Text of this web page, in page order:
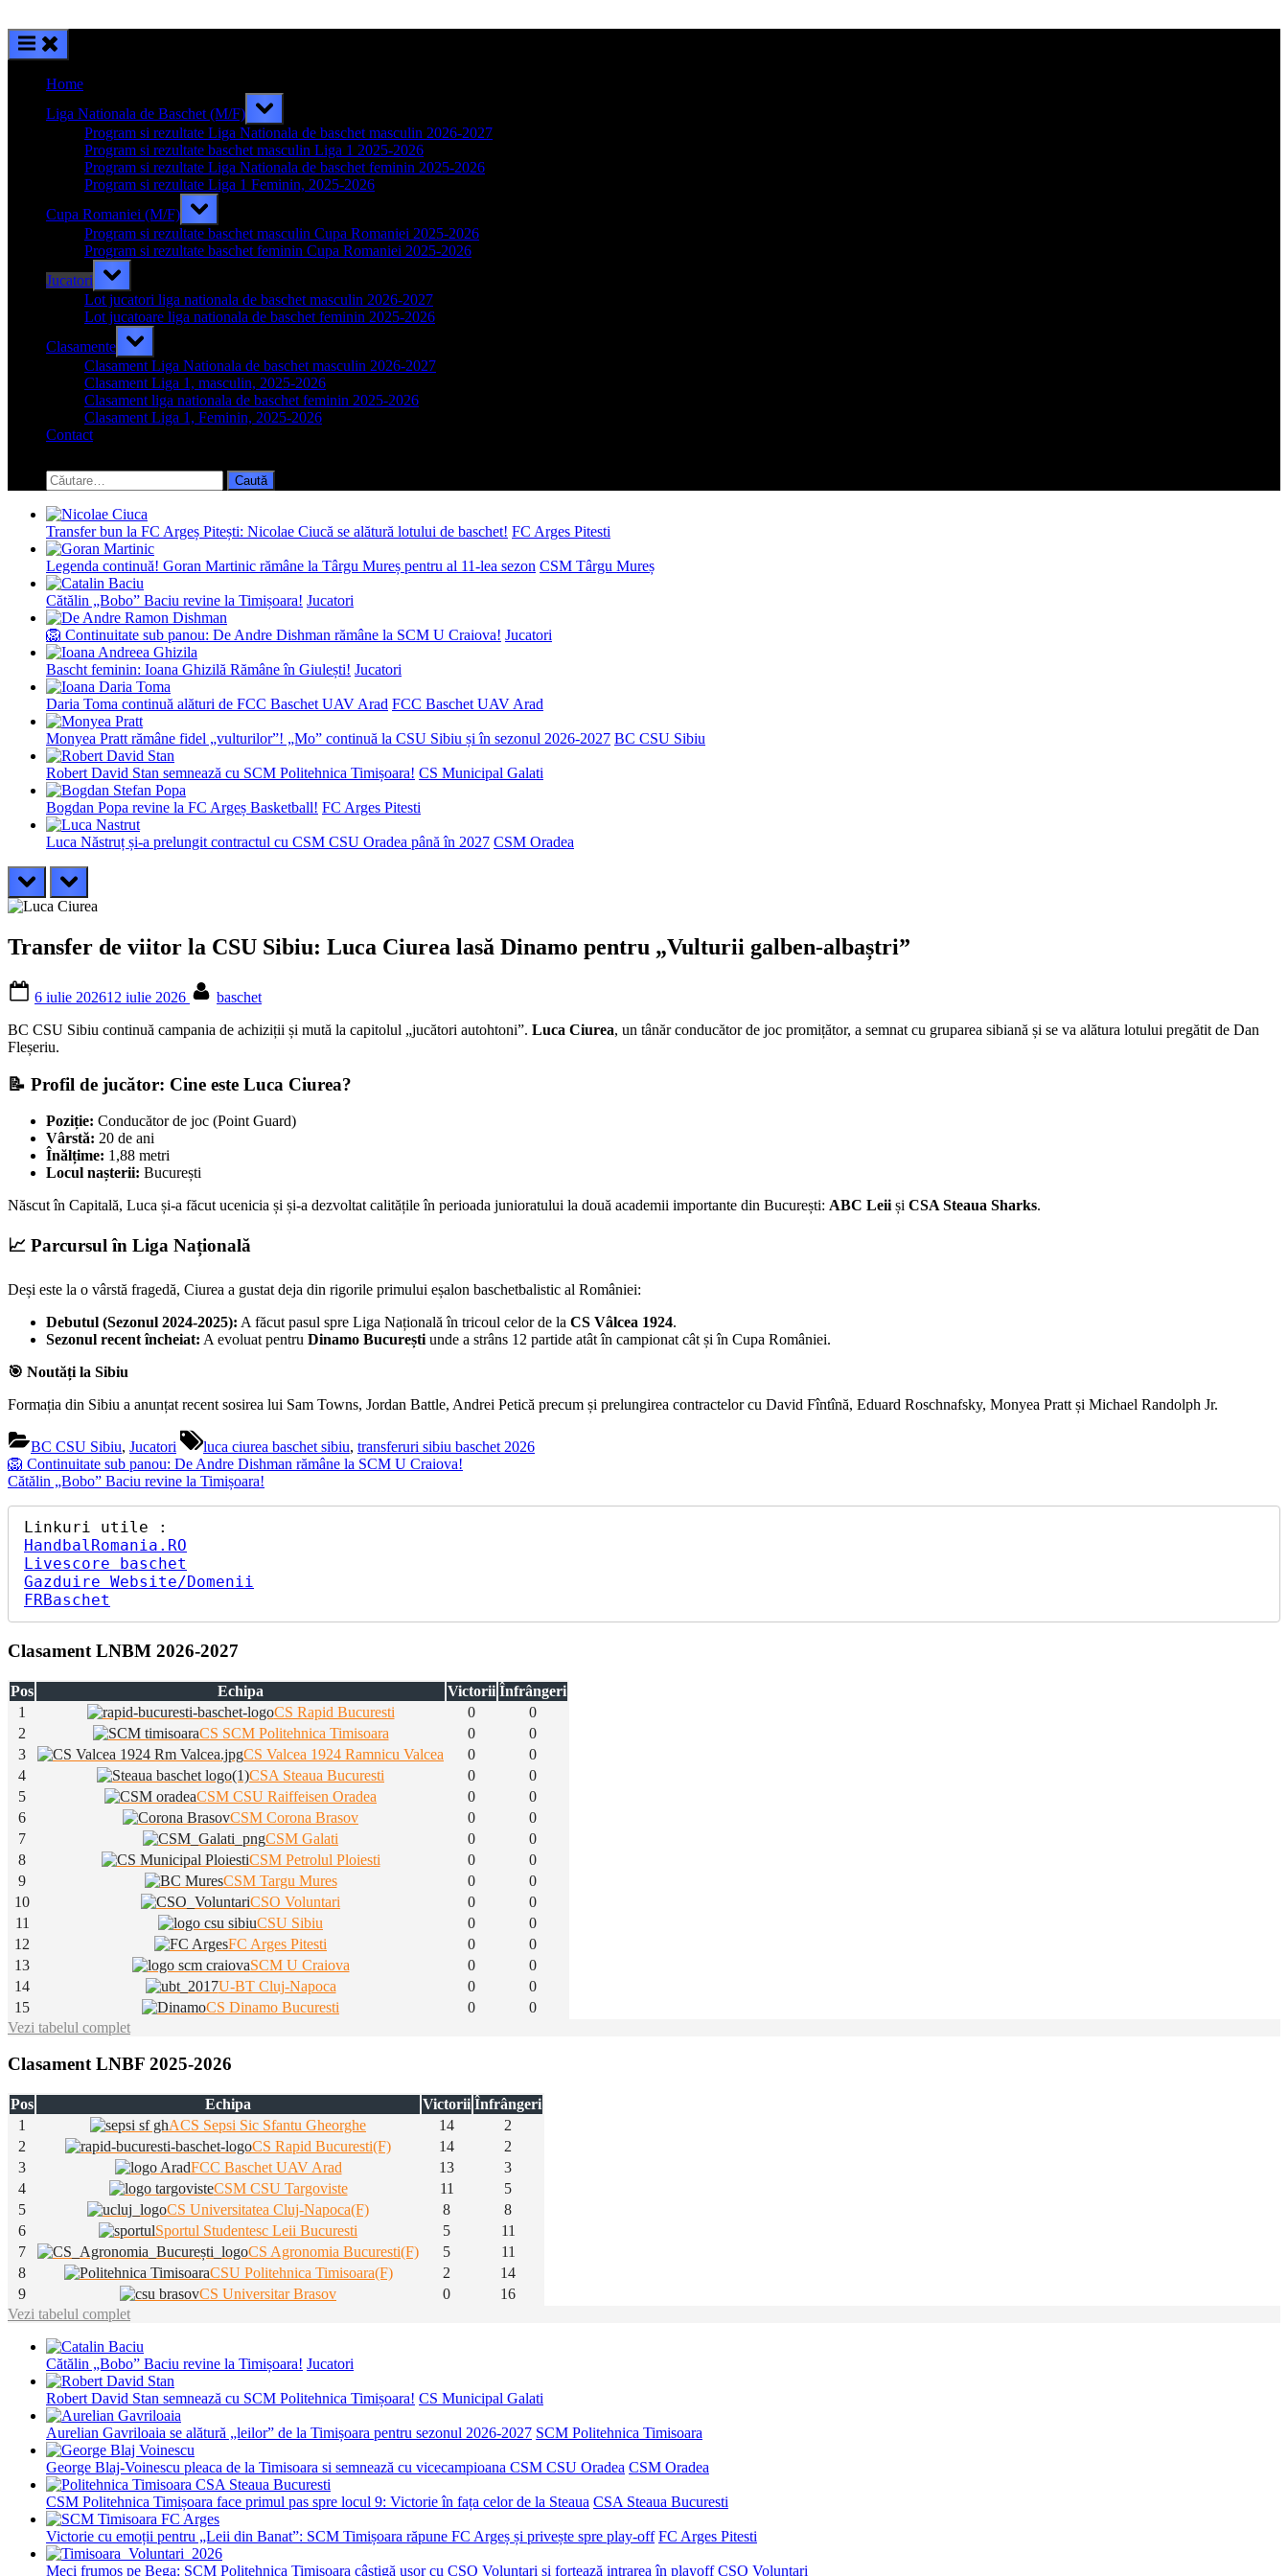
Home
Liga Nationala de Baschet (M/F)
Toggle
sub-
menu
Program si rezultate Liga Nationala de baschet masculin 2026-2027
Program si rezultate baschet masculin Liga 1 2025-2026
Program si rezultate Liga Nationala de baschet feminin 2025-2026
Program si rezultate Liga 1 Feminin, 2025-2026
Cupa Romaniei (M/F)
Toggle
sub-
menu
Program si rezultate baschet masculin Cupa Romaniei 2025-2026
Program si rezultate baschet feminin Cupa Romaniei 2025-2026
Jucatori
Toggle
sub-
menu
Lot jucatori liga nationala de baschet masculin 2026-2027
Lot jucatoare liga nationala de baschet feminin 2025-2026
Clasamente
Toggle
sub-
menu
Clasament Liga Nationala de baschet masculin 2026-2027
Clasament Liga 1, masculin, 2025-2026
Clasament liga nationala de baschet feminin 2025-2026
Clasament Liga 1, Feminin, 2025-2026
Contact
search
form
Caută
după:
Transfer bun la FC Argeș Pitești: Nicolae Ciucă se alătură lotului de baschet! FC Arges Pitesti
Legenda continuă! Goran Martinic rămâne la Târgu Mureș pentru al 11-lea sezon CSM Târgu Mureș
Cătălin „Bobo” Baciu revine la Timișoara! Jucatori
🦁 Continuitate sub panou: De Andre Dishman rămâne la SCM U Craiova! Jucatori
Bascht feminin: Ioana Ghizilă Rămâne în Giulești! Jucatori
Daria Toma continuă alături de FCC Baschet UAV Arad FCC Baschet UAV Arad
Monyea Pratt rămâne fidel „vulturilor”! „Mo” continuă la CSU Sibiu și în sezonul 2026-2027 BC CSU Sibiu
Robert David Stan semnează cu SCM Politehnica Timișoara! CS Municipal Galati
Bogdan Popa revine la FC Argeș Basketball! FC Arges Pitesti
Luca Năstruț și-a prelungit contractul cu CSM CSU Oradea până în 2027 CSM Oradea
prev next
Transfer de viitor la CSU Sibiu: Luca Ciurea lasă Dinamo pentru „Vulturii galben-albaștri”
on
6 iulie 202612 iulie 2026
baschet
BC CSU Sibiu continuă campania de achiziții și mută la capitolul „jucători autohtoni”. Luca Ciurea, un tânăr conducător de joc promițător, a semnat cu gruparea sibiană și se va alătura lotului pregătit de Dan
Fleșeriu.
📝 Profil de jucător: Cine este Luca Ciurea?
Poziție: Conducător de joc (Point Guard)
Vârstă: 20 de ani
Înălțime: 1,88 metri
Locul nașterii: București
Născut în Capitală, Luca și-a făcut ucenicia și și-a dezvoltat calitățile în perioada junioratului la două academii importante din București: ABC Leii și CSA Steaua Sharks.
📈 Parcursul în Liga Națională
Deși este la o vârstă fragedă, Ciurea a gustat deja din rigorile primului eșalon baschetbalistic al României:
Debutul (Sezonul 2024-2025): A făcut pasul spre Liga Națională în tricoul celor de la CS Vâlcea 1924.
Sezonul recent încheiat: A evoluat pentru Dinamo București unde a strâns 12 partide atât în campionat cât și în Cupa României.
🎯 Noutăți la Sibiu
Formația din Sibiu a anunțat recent sosirea lui Sam Towns, Jordan Battle, Andrei Petică precum și prelungirea contractelor cu David Fîntînă, Eduard Roschnafsky, Monyea Pratt și Michael Randolph Jr.
BC CSU Sibiu, Jucatori
Tags:
luca ciurea baschet sibiu, transferuri sibiu baschet 2026
Navigare
în
articole
Previous
Post:
🦁 Continuitate sub panou: De Andre Dishman rămâne la SCM U Craiova!
Next
Cătălin „Bobo” Baciu revine la Timișoara!
HandbalRomania.RO
Livescore baschet
Gazduire Website/Domenii
FRBaschet
Clasament LNBM 2026-2027
Pos Echipa Victorii Înfrângeri
1
CS Rapid Bucuresti 0
0
2
CS SCM Politehnica Timisoara 0
0
3
CS Valcea 1924 Ramnicu Valcea 0
0
4
CSA Steaua Bucuresti 0
0
5
CSM CSU Raiffeisen Oradea 0
0
6
CSM Corona Brasov 0
0
7
CSM Galati 0
0
8
CSM Petrolul Ploiesti 0
0
9
CSM Targu Mures 0
0
10
CSO Voluntari 0
0
11
CSU Sibiu 0
0
12
FC Arges Pitesti 0
0
13
SCM U Craiova 0
0
14
U-BT Cluj-Napoca 0
0
15
CS Dinamo Bucuresti 0
0
Vezi tabelul complet
Clasament LNBF 2025-2026
Pos Echipa Victorii Înfrângeri
1
ACS Sepsi Sic Sfantu Gheorghe 14
2
2
CS Rapid Bucuresti(F) 14
2
3
FCC Baschet UAV Arad 13
3
4
CSM CSU Targoviste 11
5
5
CS Universitatea Cluj-Napoca(F) 8
8
6
Sportul Studentesc Leii Bucuresti 5
11
7
CS Agronomia Bucuresti(F) 5
11
8
CSU Politehnica Timisoara(F) 2
14
9
CS Universitar Brasov 0
16
Vezi tabelul complet
Cătălin „Bobo” Baciu revine la Timișoara! Jucatori
Robert David Stan semnează cu SCM Politehnica Timișoara! CS Municipal Galati
Aurelian Gavriloaia se alătură „leilor” de la Timișoara pentru sezonul 2026-2027 SCM Politehnica Timisoara
George Blaj-Voinescu pleaca de la Timisoara si semnează cu vicecampioana CSM CSU Oradea CSM Oradea
CSM Politehnica Timișoara face primul pas spre locul 9: Victorie în fața celor de la Steaua CSA Steaua Bucuresti
Victorie cu emoții pentru „Leii din Banat”: SCM Timișoara răpune FC Argeș și privește spre play-off FC Arges Pitesti
Meci frumos pe Bega: SCM Politehnica Timișoara câștigă ușor cu CSO Voluntari și forțează intrarea în playoff CSO Voluntari